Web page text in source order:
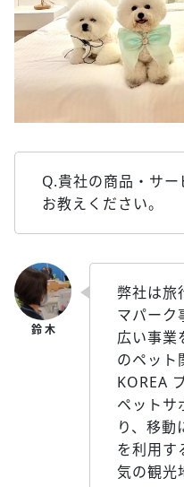
Q.貴社の商品・サ
お教えください。
弊社は旅
マパーク
広い事業
のペット
KOREA
ペットサ
り、移動
を利用す
気の観光